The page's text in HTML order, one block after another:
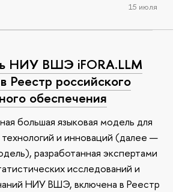
15 июля
НИУ ВШЭ iFORA.LLM
Реестр российского
обеспечения
большая языковая модель для
и инноваций (далее —
разработанная экспертами
исследований и
НИУ ВШЭ, включена в Реестр